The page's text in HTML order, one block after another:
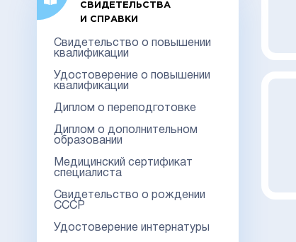
СВИДЕТЕЛЬСТВА
И СПРАВКИ
Свидетельство о повышении
квалификации
Удостоверение о повышении
квалификации
Диплом о переподготовке
Диплом о дополнительном
образовании
Медицинский сертификат
специалиста
Свидетельство о рождении
СССР
Удостоверение интернатуры